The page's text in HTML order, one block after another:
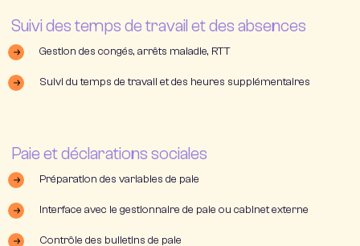
Suivi des temps de travail et des absences
Gestion des congés, arrêts maladie, RTT
Suivi du temps de travail et des heures supplémentaires
Paie et déclarations sociales
Préparation des variables de paie
Interface avec le gestionnaire de paie ou cabinet externe
Contrôle des bulletins de paie